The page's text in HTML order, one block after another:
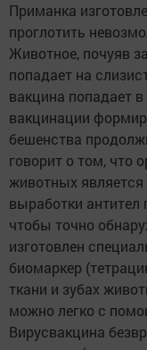
Приманка
проглотить
Животное, почуяв
попадает на
вакцина попадает
вакцинации
бешенства
говорит о том, что
животных
выработки антител
чтобы точно
изготовлен
биомаркер
ткани и зубах
можно легко с
Вирусвакцина